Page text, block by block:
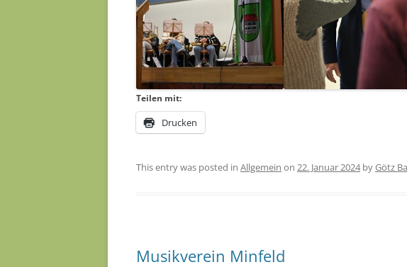
Teilen mit:
Drucken
This entry was posted in Allgemein on 22. Januar 2024byGötz
Musikverein Minfeld